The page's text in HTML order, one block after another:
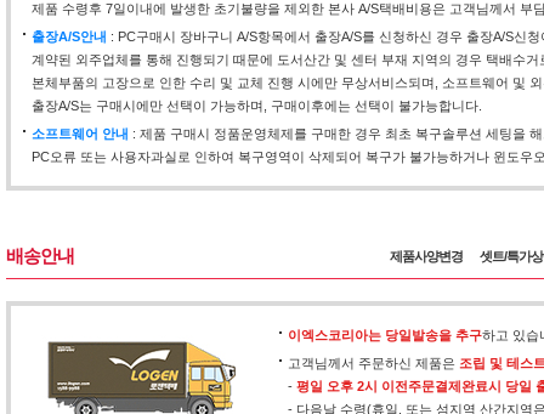
제품 수령후 7일이내에 발생한 초기불량을 제외한 본사 A/S택배비용은 고객님께서 부
출장A/S안내 : PC구매시 장바구니 A/S항목에서 출장A/S를 신청하신 경우 출장A/S신
계약된 외주업체를 통해 진행되기 때문에 도서산간 및 센터 부재 지역의 경우 택배수
본체부품의 고장으로 인한 수리 및 교체 진행 시에만 무상서비스되며, 소프트웨어 및
출장A/S는 구매시에만 선택이 가능하며, 구매이후에는 선택이 불가능합니다.
소프트웨어 안내 : 제품 구매시 정품운영체제를 구매한 경우 최초 복구솔루션 세팅을
PC오류 또는 사용자과실로 인하여 복구영역이 삭제되어 복구가 불가능하거나 윈도
배송안내 제품사양변경 셋트/특가
이엑스코리아는 당일발송을 추구하고 있습
고객님께서 주문하신 제품은 조립 및 테스
- 평일 오후 2시 이전주문결제완료시 당일
- 다음날 수령(휴일, 또는 섬지역 산간지역